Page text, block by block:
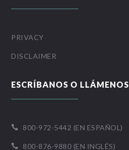
PRIVACY
DISCLAIMER
ESCRÍBANOS O LLÁMENOS
 800-972-5442 (EN ESPAÑOL)
 800-876-9880 (EN INGLÉS)